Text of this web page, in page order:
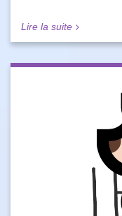
Lire la suite